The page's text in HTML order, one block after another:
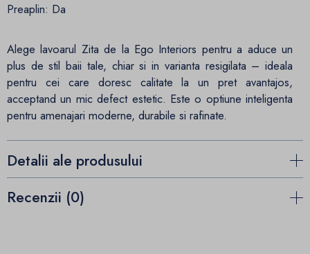
Preaplin: Da
Alege lavoarul Zita de la Ego Interiors pentru a aduce un
plus de stil baii tale, chiar si in varianta resigilata – ideala
pentru cei care doresc calitate la un pret avantajos,
acceptand un mic defect estetic. Este o optiune inteligenta
pentru amenajari moderne, durabile si rafinate.
Detalii ale produsului
Recenzii (0)